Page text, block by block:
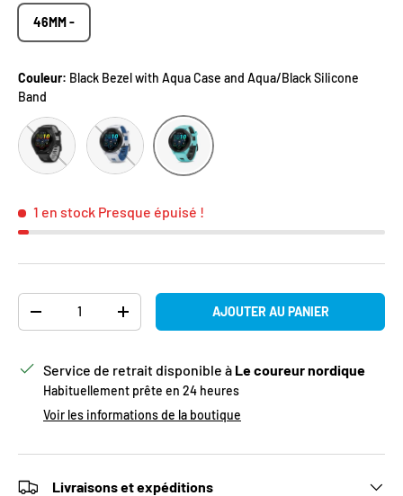
46MM -
Couleur: Black Bezel with Aqua Case and Aqua/Black Silicone
Band
Black Bezel and Case with Black/Powder Gray Silicone Band
Black Bezel with Whitestone Case and
Black Bezel with Aqua Case and
1 en stock Presque épuisé !
DIMINUER LA QUANTITÉAUGMENTER LA QUANTITÉAJOUTER AU PANIER
Service de retrait disponible à Le coureur nordique
Habituellement prête en 24 heures
Voir les informations de la boutique
Livraisons et expéditions